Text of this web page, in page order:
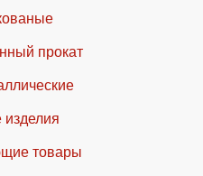
прокат
товары